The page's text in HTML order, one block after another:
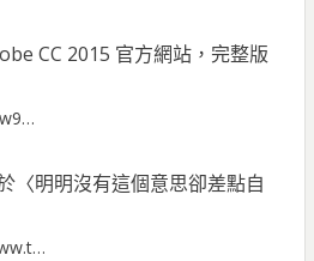
CC 2015 官方網站，完整版
〈明明沒有這個意思卻差點自